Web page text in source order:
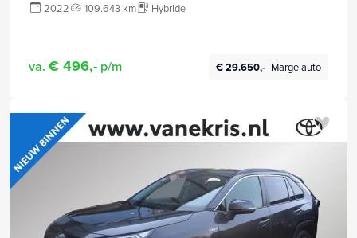
2022 109.643 km Hybride
va. € 496,- p/m € 29.650,- Marge auto